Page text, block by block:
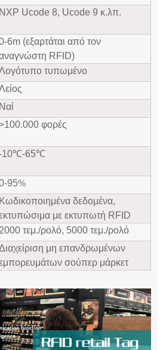
NXP Ucode 8, Ucode 9 κ.λπ.
6m (εξαρτάται από τον
RFID)
τυπωμένο
Ναί
φορές
10℃-65℃
95%
Κωδικοποιημένα δεδομένα,
με εκτυπωτή RFID
2000 τεμ./ρολό, 5000 τεμ./ρολό
μη επανδρωμένων
σούπερ μάρκετ